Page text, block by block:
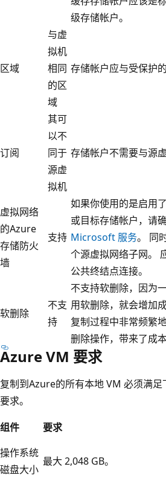
级存储帐户。
区域
与虚
拟机
相同
的区
域
存储帐户应与受保护
订阅
其可
以不
同于
源虚
拟机
存储帐户不需要与源
虚拟网络
的Azure
存储防火
墙
支持
如果你使用的是启用
或目标存储帐户，请
Microsoft 服务。 同
个源虚拟网络子网。
公共终结点连接。
软删除
不支
持
不支持软删除，因为
用软删除，就会增加
复制过程中非常频繁
删除操作，带来了成本
Azure VM 要求
复制到Azure的所有本地 VM 必须满
要求。
组件
要求
操作系统
磁盘大小
最大 2,048 GB。